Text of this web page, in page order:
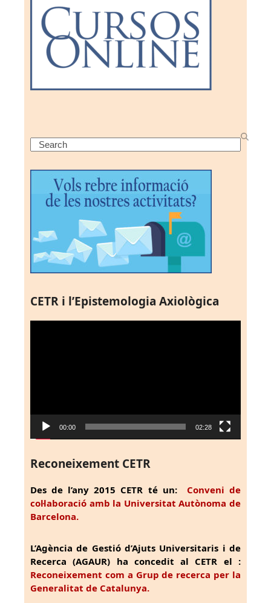
Search
CETR i l’Epistemologia Axiològica
00:00 02:28
Reconeixement CETR
Des de l’any 2015 CETR té un: Conveni de
col·laboració amb la Universitat Autònoma de
Barcelona.
L’Agència de Gestió d’Ajuts Universitaris i de
Recerca (AGAUR) ha concedit al CETR el :
Reconeixement com a Grup de recerca per la
Generalitat de Catalunya.